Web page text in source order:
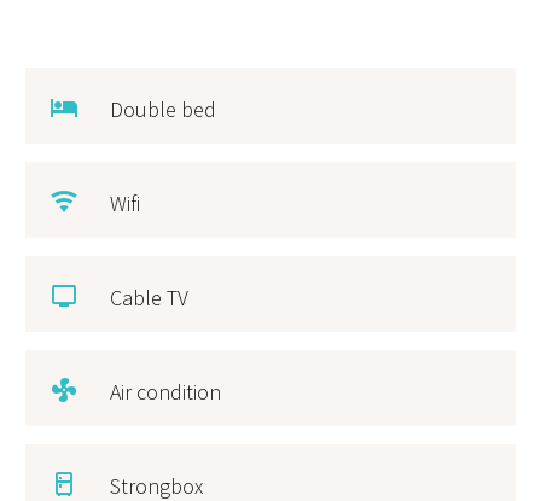
Double bed
Wifi
Cable TV
Air condition
Strongbox